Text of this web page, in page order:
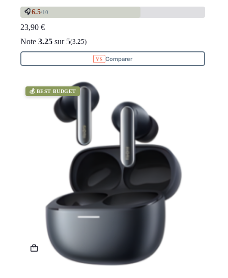
🎧6.5/10
23,90 €
Note 3.25 sur 5(3.25)
Comparer
💰 BEST BUDGET